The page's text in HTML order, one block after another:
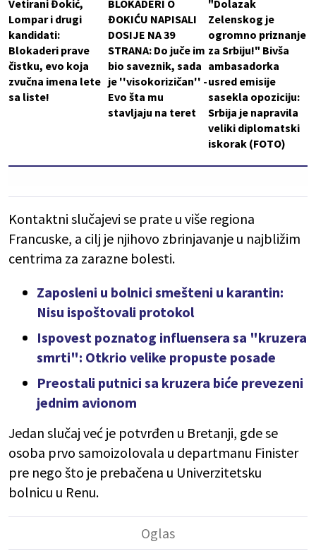
Vetirani Đokić,
Lompar i drugi
kandidati:
Blokaderi prave
čistku, evo koja
zvučna imena lete
sa liste!
BLOKADERI O
ĐOKIĆU NAPISALI
DOSIJE NA 39
STRANA: Do juče im
bio saveznik, sada
je ''visokorizičan'' -
Evo šta mu
stavljaju na teret
"Dolazak
Zelenskog je
ogromno priznanje
za Srbiju!" Bivša
ambasadorka
usred emisije
sasekla opoziciju:
Srbija je napravila
veliki diplomatski
iskorak (FOTO)
Kontaktni slučajevi se prate u više regiona
Francuske, a cilj je njihovo zbrinjavanje u najbližim
centrima za zarazne bolesti.
Zaposleni u bolnici smešteni u karantin:
Nisu ispoštovali protokol
Ispovest poznatog influensera sa "kruzera
smrti": Otkrio velike propuste posade
Preostali putnici sa kruzera biće prevezeni
jednim avionom
Jedan slučaj već je potvrđen u Bretanji, gde se
osoba prvo samoizolovala u departmanu Finister
pre nego što je prebačena u Univerzitetsku
bolnicu u Renu.